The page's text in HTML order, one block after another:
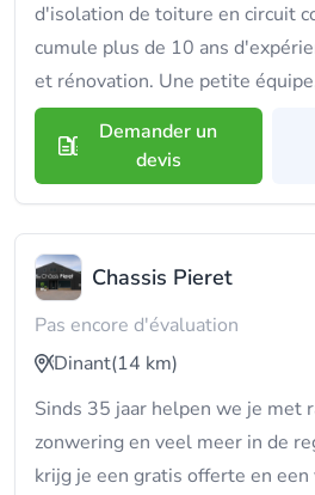
d'isolation de toiture en circuit
cumule plus de 10 ans
et rénovation. Une petite
Demander un
devis
Chassis Pieret
Pas encore d'évaluation
Dinant(14 km)
Sinds 35 jaar helpen we je met
zonwering en veel meer in de
krijg je een gratis offerte en